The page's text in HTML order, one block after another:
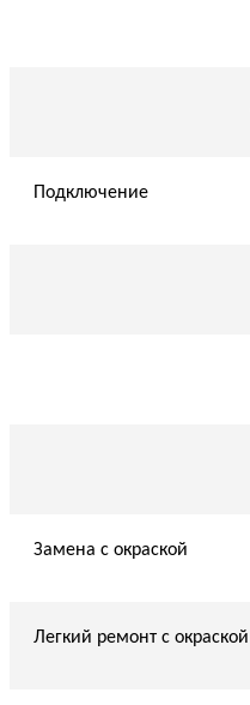
Подключение
Замена с окраской
Легкий ремонт с окраской